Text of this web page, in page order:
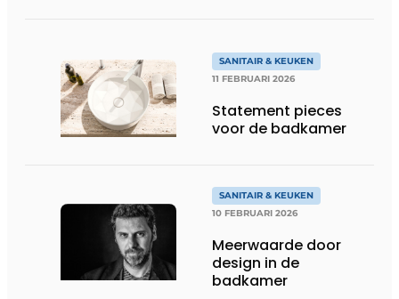
SANITAIR & KEUKEN
11 FEBRUARI 2026
Statement pieces
voor de badkamer
SANITAIR & KEUKEN
10 FEBRUARI 2026
Meerwaarde door
design in de
badkamer